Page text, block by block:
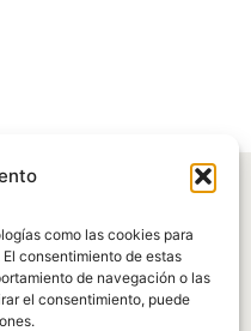
como las cookies para
consentimiento de estas
de navegación o las
el consentimiento, puede